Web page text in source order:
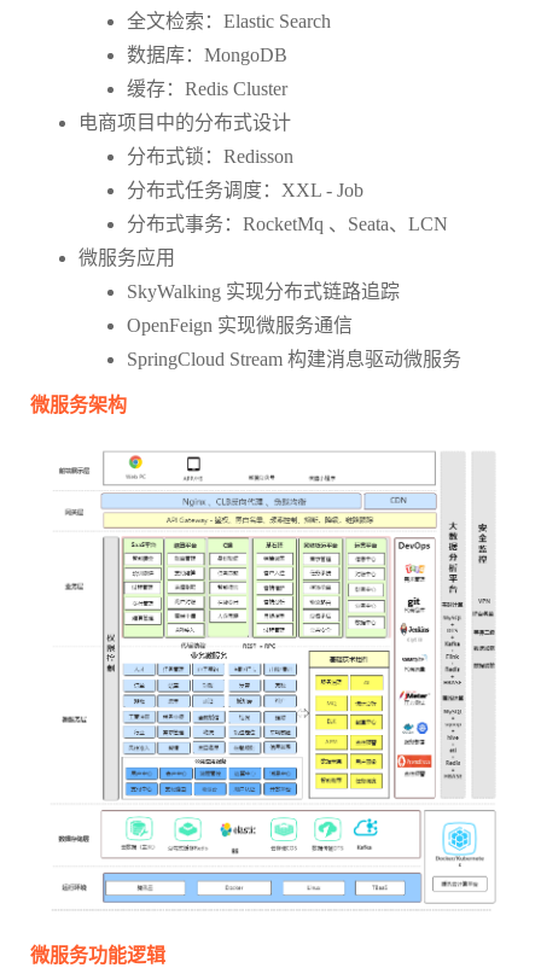
全文检索：Elastic Search
数据库：MongoDB
缓存：Redis Cluster
电商项目中的分布式设计
分布式锁：Redisson
分布式任务调度：XXL - Job
分布式事务：RocketMq 、Seata、LCN
微服务应用
SkyWalking 实现分布式链路追踪
OpenFeign 实现微服务通信
SpringCloud Stream 构建消息驱动微服务
微服务架构
微服务功能逻辑